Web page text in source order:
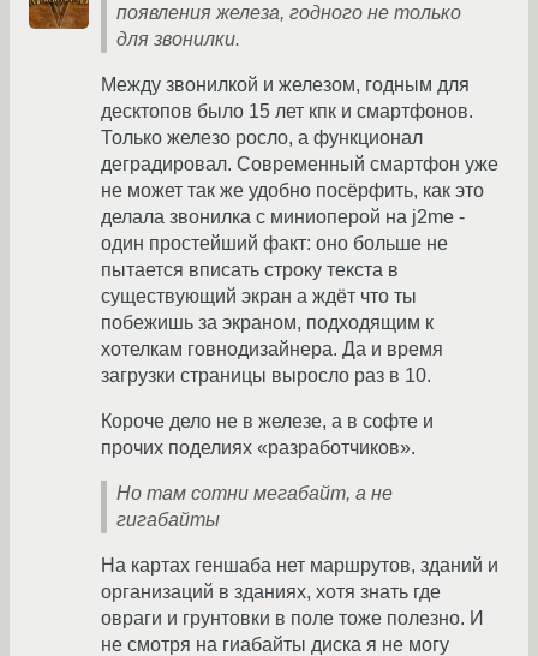
появления железа, годного не только
для звонилки.
Между звонилкой и железом, годным для
десктопов было 15 лет кпк и смартфонов.
Только железо росло, а функционал
деградировал. Современный смартфон уже
не может так же удобно посёрфить, как это
делала звонилка с миниоперой на j2me -
один простейший факт: оно больше не
пытается вписать строку текста в
существующий экран а ждёт что ты
побежишь за экраном, подходящим к
хотелкам говнодизайнера. Да и время
загрузки страницы выросло раз в 10.
Короче дело не в железе, а в софте и
прочих поделиях «разработчиков».
Но там сотни мегабайт, а не
гигабайты
На картах геншаба нет маршрутов, зданий и
организаций в зданиях, хотя знать где
овраги и грунтовки в поле тоже полезно. И
не смотря на гиабайты диска я не могу